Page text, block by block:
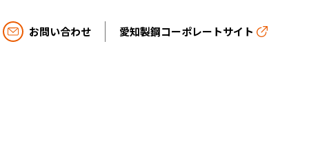
お問い合わせ 愛知製鋼コーポレートサイト